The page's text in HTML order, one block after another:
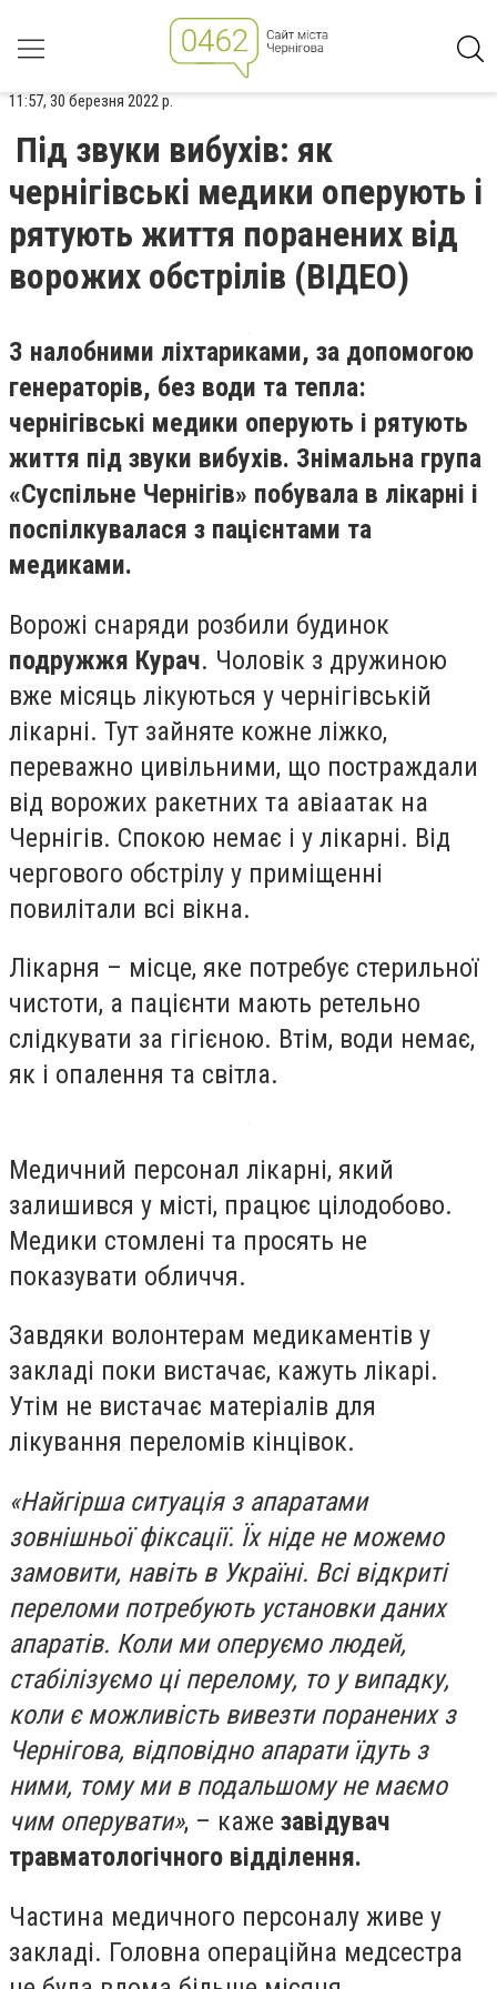
11:57, 30 березня 2022 р.
Під звуки вибухів: як
чернігівські медики оперують і
рятують життя поранених від
ворожих обстрілів (ВІДЕО)
З налобними ліхтариками, за допомогою
генераторів, без води та тепла:
чернігівські медики оперують і рятують
життя під звуки вибухів. Знімальна група
«Суспільне Чернігів» побувала в лікарні і
поспілкувалася з пацієнтами та
медиками.
Ворожі снаряди розбили будинок
подружжя Курач. Чоловік з дружиною
вже місяць лікуються у чернігівській
лікарні. Тут зайняте кожне ліжко,
переважно цивільними, що постраждали
від ворожих ракетних та авіаатак на
Чернігів. Спокою немає і у лікарні. Від
чергового обстрілу у приміщенні
повилітали всі вікна.
Лікарня – місце, яке потребує стерильної
чистоти, а пацієнти мають ретельно
слідкувати за гігієною. Втім, води немає,
як і опалення та світла.
Медичний персонал лікарні, який
залишився у місті, працює цілодобово.
Медики стомлені та просять не
показувати обличчя.
Завдяки волонтерам медикаментів у
закладі поки вистачає, кажуть лікарі.
Утім не вистачає матеріалів для
лікування переломів кінцівок.
«Найгірша ситуація з апаратами
зовнішньої фіксації. Їх ніде не можемо
замовити, навіть в Україні. Всі відкриті
переломи потребують установки даних
апаратів. Коли ми оперуємо людей,
стабілізуємо ці перелому, то у випадку,
коли є можливість вивезти поранених з
Чернігова, відповідно апарати їдуть з
ними, тому ми в подальшому не маємо
чим оперувати», – каже завідувач
травматологічного відділення.
Частина медичного персоналу живе у
закладі. Головна операційна медсестра